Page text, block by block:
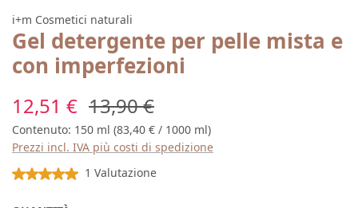
i+m Cosmetici naturali
Gel detergente per pelle mista e
con imperfezioni
Prezzo di vendita:
12,51 € Prezzo normale:
13,90 €
Contenuto: 150 ml (83,40 € / 1000 ml)
Prezzi incl. IVA più costi di spedizione
Valutazione media di 5 su 5 stelle
1 Valutazione